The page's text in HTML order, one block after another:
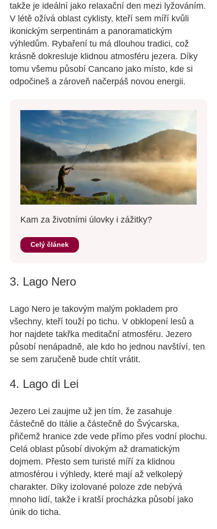
takže je ideální jako relaxační den mezi lyžováním.
V létě ožívá oblast cyklisty, kteří sem míří kvůli
ikonickým serpentinám a panoramatickým
výhledům. Rybaření tu má dlouhou tradici, což
krásně dokresluje klidnou atmosféru jezera. Díky
tomu všemu působí Cancano jako místo, kde si
odpočineš a zároveň načerpáš novou energii.
Kam za životními úlovky i zážitky?
Celý článek
3. Lago Nero
Lago Nero je takovým malým pokladem pro
všechny, kteří touží po tichu. V obklopení lesů a
hor najdete takřka meditační atmosféru. Jezero
působí nenápadně, ale kdo ho jednou navštíví, ten
se sem zaručeně bude chtít vrátit.
4. Lago di Lei
Jezero Lei zaujme už jen tím, že zasahuje
částečně do Itálie a částečně do Švýcarska,
přičemž hranice zde vede přímo přes vodní plochu.
Celá oblast působí divokým až dramatickým
dojmem. Přesto sem turisté míří za klidnou
atmosférou i výhledy, které mají až velkolepý
charakter. Díky izolované poloze zde nebývá
mnoho lidí, takže i kratší procházka působí jako
únik do ticha.